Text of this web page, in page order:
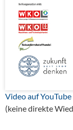
Video auf YouTube
(keine direkte